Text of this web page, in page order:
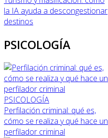
la IA ayuda a descongestionar
destinos
PSICOLOGÍA
PSICOLOGÍA
Perfilación criminal: qué es,
cómo se realiza y qué hace un
perfilador criminal